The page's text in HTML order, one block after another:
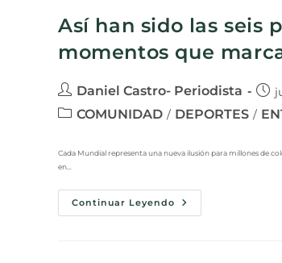
Así han sido las seis
momentos que
Daniel Castro- Periodista
COMUNIDAD / DEPORTES /
Cada Mundial representa una nueva ilusión para millones de
en…
Continuar Leyendo